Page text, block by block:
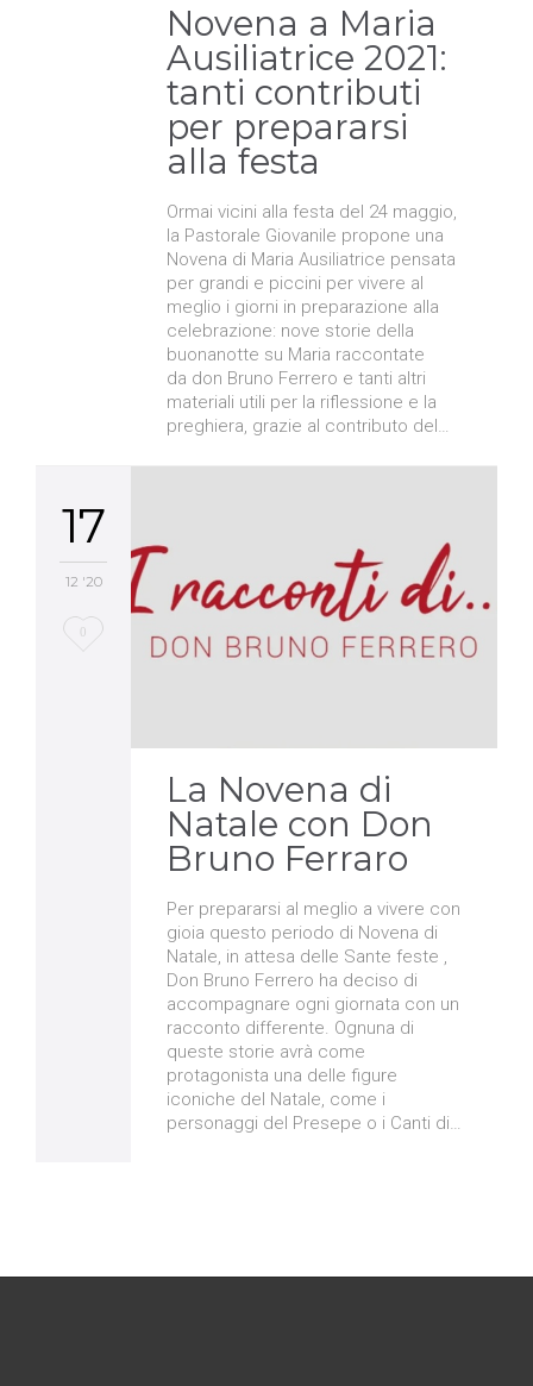
Novena a Maria
Ausiliatrice 2021:
tanti contributi
per prepararsi
alla festa
Ormai vicini alla festa del 24 maggio,
la Pastorale Giovanile propone una
Novena di Maria Ausiliatrice pensata
per grandi e piccini per vivere al
meglio i giorni in preparazione alla
celebrazione: nove storie della
buonanotte su Maria raccontate
da don Bruno Ferrero e tanti altri
materiali utili per la riflessione e la
preghiera, grazie al contributo del…
17
12 '20
Love
0
La Novena di
Natale con Don
Bruno Ferraro
Per prepararsi al meglio a vivere con
gioia questo periodo di Novena di
Natale, in attesa delle Sante feste ,
Don Bruno Ferrero ha deciso di
accompagnare ogni giornata con un
racconto differente. Ognuna di
queste storie avrà come
protagonista una delle figure
iconiche del Natale, come i
personaggi del Presepe o i Canti di…